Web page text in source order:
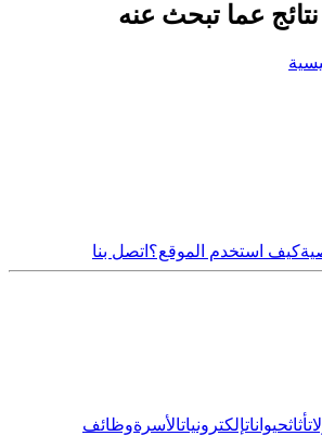
عما تبحث عنه
كيف استخدم الموقع؟ اتصل بنا
أثاثحيواناتإلكترونياتالأسرةوظائف